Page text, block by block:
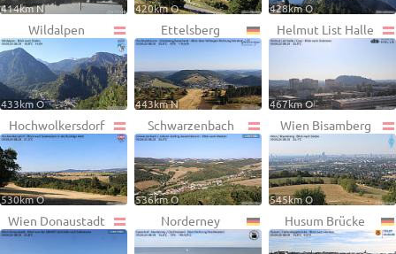
414km N 420km O 428km O
Wildalpen
433km O
Ettelsberg
443km N
Helmut List Halle
467km O
Hochwolkersdorf
530km O
Schwarzenbach
536km O
Wien Bisamberg
545km O
Wien Donaustadt Norderney Husum Brücke